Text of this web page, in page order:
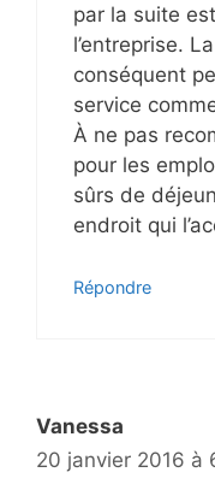
par la suite
l’entreprise.
conséquent
service
À ne pas
pour les
sûrs de
endroit qui
Répondre
Vanessa
20 janvier 2016 à